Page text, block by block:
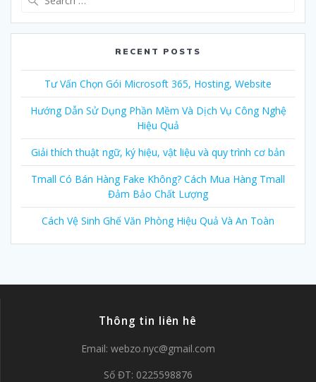
RECENT POSTS
Tư Vấn Chọn Gói Microsoft 365, Hosting, Website
Hướng Dẫn Sử Dụng Phần Mềm Và Dịch Vụ Công Nghệ
Hiệu Quả
Giải thích thuật ngữ, ký hiệu, vật liệu và quy trình cơ bản
Tmall Có Bán Hàng Fake Không? Cách Mua Hàng Tmall
Đảm Bảo Chất Lượng
Cách Vệ Sinh Ghế Văn Phòng Hiệu Quả Và An Toàn
Thông tin liên hê
Email: webzo.nyc@gmail.com
Số ĐT: 0225598876